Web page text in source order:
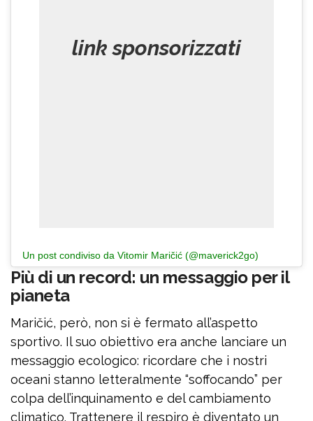
Un post condiviso da Vitomir Maričić (@maverick2go)
Più di un record: un messaggio per il
pianeta
Maričić, però, non si è fermato all’aspetto
sportivo. Il suo obiettivo era anche lanciare un
messaggio ecologico: ricordare che i nostri
oceani stanno letteralmente “soffocando” per
colpa dell’inquinamento e del cambiamento
climatico. Trattenere il respiro è diventato un